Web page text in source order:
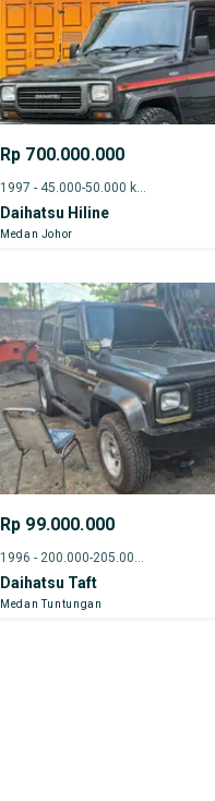
Rp 700.000.000
1997 - 45.000-50.000 km
Daihatsu Hiline
Medan Johor
Rp 99.000.000
Daihatsu Taft
Medan Tuntungan